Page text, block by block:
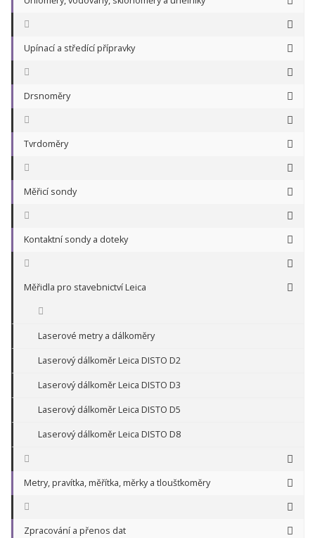
Upínací a středící přípravky
Drsnoměry
Tvrdoměry
Měřicí sondy
Kontaktní sondy a doteky
Měřidla pro stavebnictví Leica
Laserové metry a dálkoměry
Laserový dálkoměr Leica DISTO D2
Laserový dálkoměr Leica DISTO D3
Laserový dálkoměr Leica DISTO D5
Laserový dálkoměr Leica DISTO D8
Metry, pravítka, měřítka, měrky a tloušťkoměry
Zpracování a přenos dat